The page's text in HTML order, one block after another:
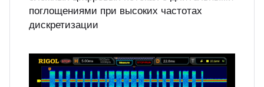
поглощениями при высоких частотах
дискретизации